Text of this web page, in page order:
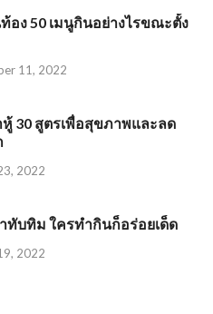
อง 50 เมนูกินอย่างไรขณะตั้ง
11, 2022
หู้ 30 สูตรเพื่อสุขภาพและลด
2022
ทับทิม ใครทำกินก็อร่อยเด็ด
2022